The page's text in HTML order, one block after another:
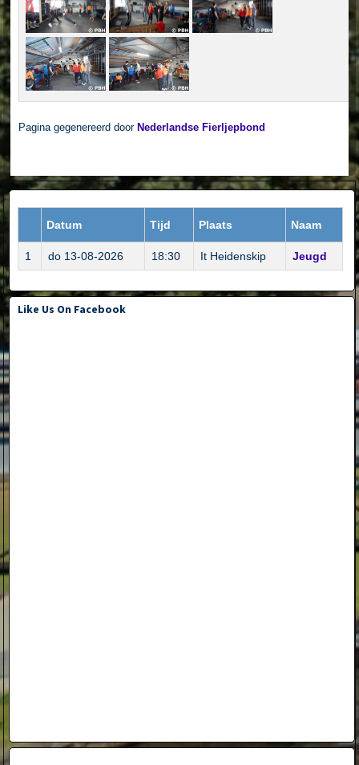
Pagina gegenereerd door Nederlandse Fierljepbond
Datum Tijd Plaats Naam
1 do 13-08-2026 18:30 It Heidenskip Jeugd
Like Us On Facebook